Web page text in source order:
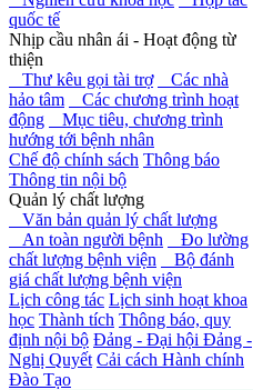
quốc tế
Nhịp cầu nhân ái - Hoạt động từ
thiện
Thư kêu gọi tài trợ
Các nhà
hảo tâm
Các chương trình hoạt
động
Mục tiêu, chương trình
hướng tới bệnh nhân
Chế độ chính sách Thông báo
Thông tin nội bộ
Quản lý chất lượng
Văn bản quản lý chất lượng
An toàn người bệnh
Đo lường
chất lượng bệnh viện
Bộ đánh
giá chất lượng bệnh viện
Lịch công tác Lịch sinh hoạt khoa
học Thành tích Thông báo, quy
định nội bộ Đảng - Đại hội Đảng -
Nghị Quyết Cải cách Hành chính
Đào Tạo